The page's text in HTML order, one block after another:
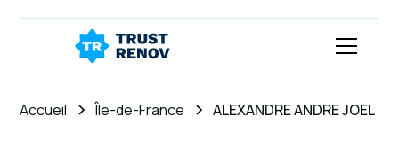
Accueil Île-de-France ALEXANDRE ANDRE JOEL